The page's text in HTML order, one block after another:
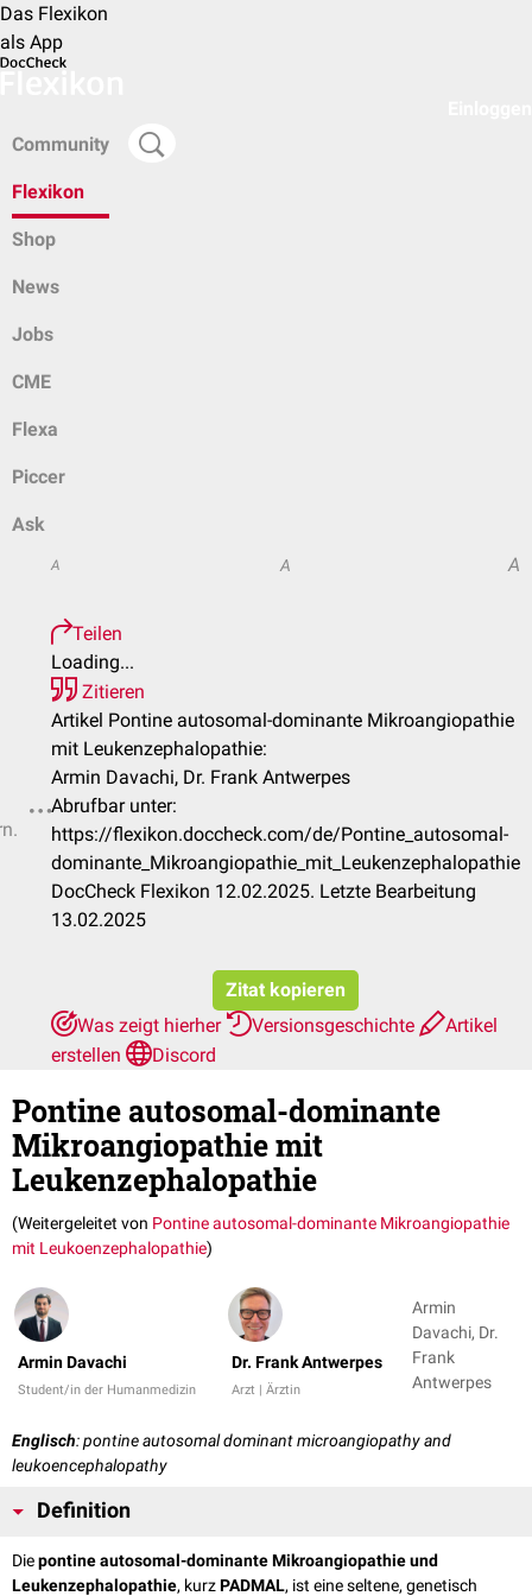
Das Flexikon
als App
Community
Flexikon
Shop
News
Jobs
CME
Flexa
Piccer
Ask
A A A
Teilen
Loading...
Zitieren
Artikel Pontine autosomal-dominante Mikroangiopathie
mit Leukenzephalopathie:
Armin Davachi, Dr. Frank Antwerpes
Abrufbar unter:
https://flexikon.doccheck.com/de/Pontine_autosomal-
dominante_Mikroangiopathie_mit_Leukenzephalopathie
DocCheck Flexikon 12.02.2025. Letzte Bearbeitung
13.02.2025
Zitat kopieren
Was zeigt hierher
Versionsgeschichte
Artikel
erstellen
Discord
Pontine autosomal-dominante
Mikroangiopathie mit
Leukenzephalopathie
(Weitergeleitet von Pontine autosomal-dominante Mikroangiopathie
mit Leukoenzephalopathie)
Armin Davachi
Student/in der Humanmedizin
Dr. Frank Antwerpes
Arzt | Ärztin
Armin
Davachi, Dr.
Frank
Antwerpes
Englisch: pontine autosomal dominant microangiopathy and
leukoencephalopathy
Definition
Diepontine autosomal-dominante Mikroangiopathie und
Leukenzephalopathie, kurzPADMAL, ist eine seltene, genetisch